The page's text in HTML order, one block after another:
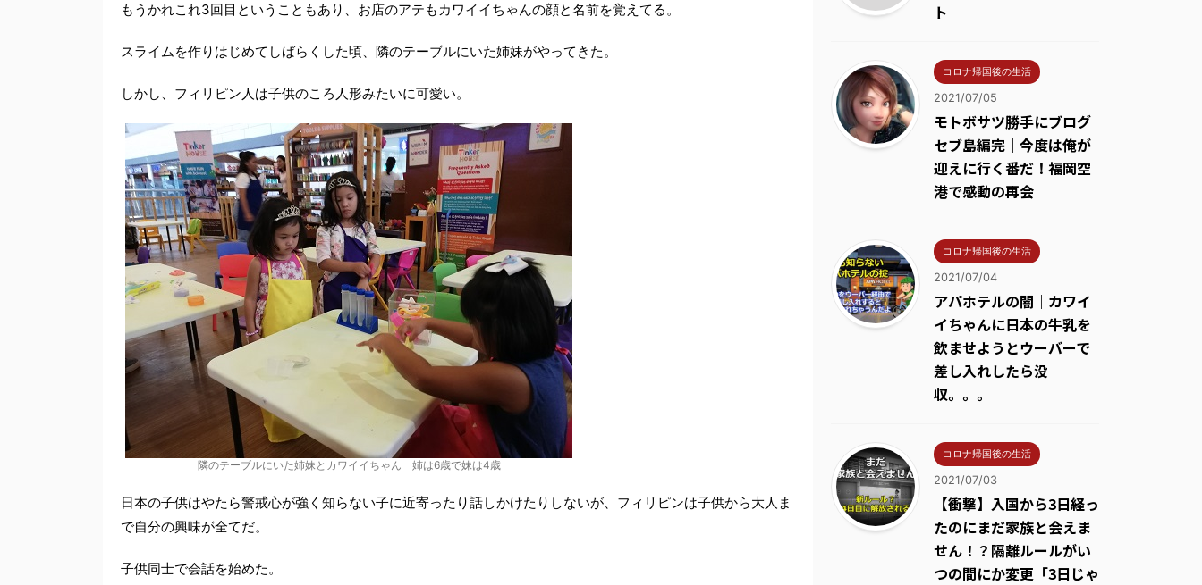
もうかれこれ3回目ということもあり、お店のアテもカワイイちゃんの顔と名前を覚えてる。
スライムを作りはじめてしばらくした頃、隣のテーブルにいた姉妹がやってきた。
しかし、フィリピン人は子供のころ人形みたいに可愛い。
隣のテーブルにいた姉妹とカワイイちゃん 姉は6歳で妹は4歳
日本の子供はやたら警戒心が強く知らない子に近寄ったり話しかけたりしないが、フィリピンは子供から大人ま
で自分の興味が全てだ。
子供同士で会話を始めた。
ト
コロナ帰国後の生活
2021/07/05
モトボサツ勝手にブログ
セブ島編完｜今度は俺が
迎えに行く番だ！福岡空
港で感動の再会
コロナ帰国後の生活
2021/07/04
アパホテルの闇｜カワイ
イちゃんに日本の牛乳を
飲ませようとウーバーで
差し入れしたら没
収。。。
コロナ帰国後の生活
2021/07/03
【衝撃】入国から3日経っ
たのにまだ家族と会えま
せん！？隔離ルールがい
つの間にか変更「3日じゃ